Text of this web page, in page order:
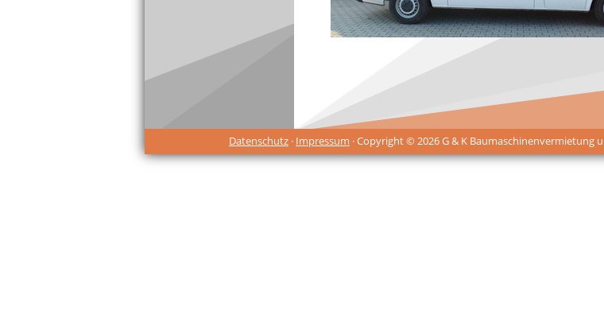
Datenschutz · Impressum · Copyright © 2026 G & K Baumaschinenvermietung